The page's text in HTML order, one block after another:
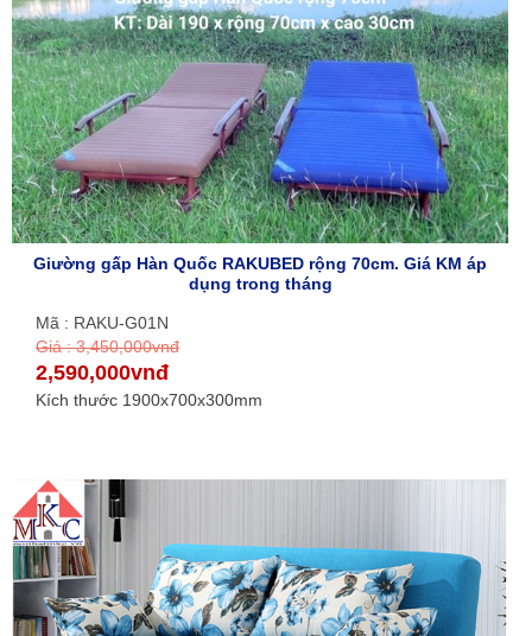
Giường gấp Hàn Quốc RAKUBED rộng 70cm. Giá KM áp
dụng trong tháng
Mã : RAKU-G01N
Giá : 3,450,000vnđ
2,590,000vnđ
Kích thước 1900x700x300mm